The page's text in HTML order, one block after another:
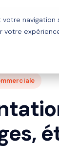
votre
votre